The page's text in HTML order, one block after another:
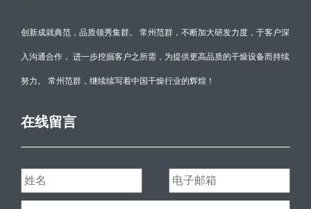
创新成就典范，品质领秀集群。 常州范群，不断加大研发力度，于客户深
入沟通合作， 进一步挖掘客户之所需，为提供更高品质的干燥设备而持续
努力。 常州范群，继续续写着中国干燥行业的辉煌！
在线留言